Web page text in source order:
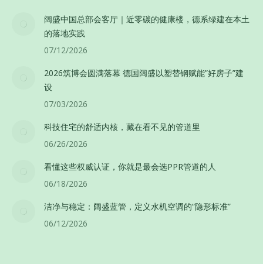
阔盛中国总部会客厅｜近零碳的健康楼，德系绿建在本土
的落地实践
07/12/2026
2026筑博会圆满落幕 德国阔盛以塑替钢赋能”好房子”建
设
07/03/2026
科技住宅的舒适内核，藏在看不见的管道里
06/26/2026
看懂这些权威认证，你就是最会选PPR管道的人
06/18/2026
洁净与稳定：阔盛蓝管，定义水机空调的“隐形标准”
06/12/2026